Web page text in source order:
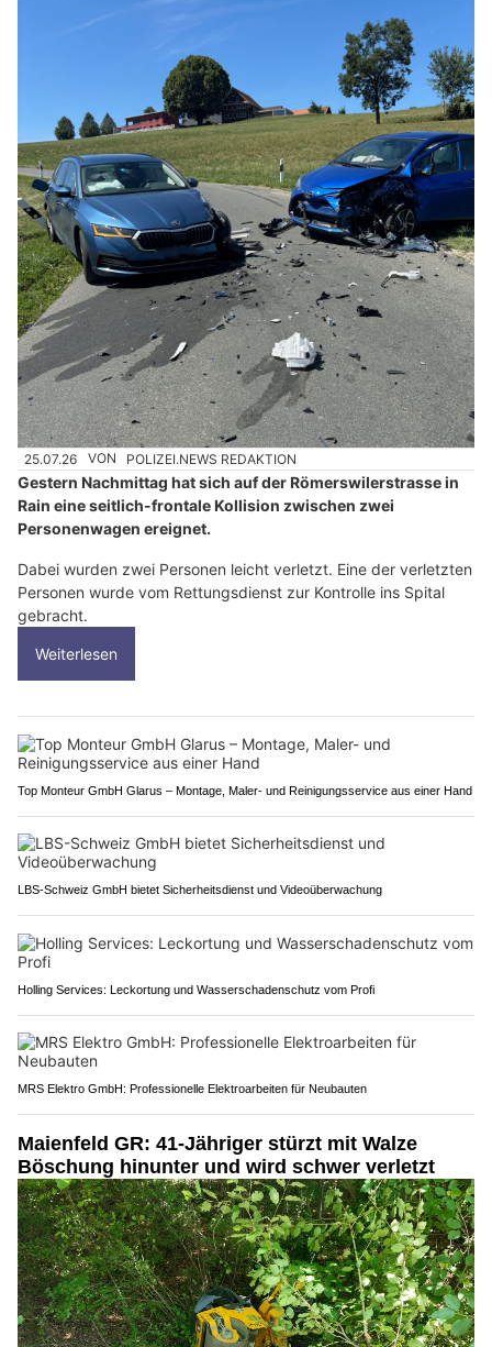
25.07.26 VON POLIZEI.NEWS REDAKTION
Gestern Nachmittag hat sich auf der Römerswilerstrasse in
Rain eine seitlich-frontale Kollision zwischen zwei
Personenwagen ereignet.
Dabei wurden zwei Personen leicht verletzt. Eine der verletzten
Personen wurde vom Rettungsdienst zur Kontrolle ins Spital
gebracht.
Weiterlesen
Top Monteur GmbH Glarus – Montage, Maler- und Reinigungsservice aus einer Hand
LBS-Schweiz GmbH bietet Sicherheitsdienst und Videoüberwachung
Holling Services: Leckortung und Wasserschadenschutz vom Profi
MRS Elektro GmbH: Professionelle Elektroarbeiten für Neubauten
Maienfeld GR: 41-Jähriger stürzt mit Walze
Böschung hinunter und wird schwer verletzt